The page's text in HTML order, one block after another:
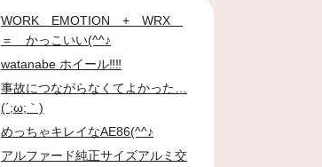
WORK EMOTION + WRX
＝ かっこいい(^^♪
watanabe ホイール‼‼
事故につながらなくてよかった…
(´;ω;｀)
めっちゃキレイなAE86(^^♪
アルファード純正サイズアルミ交